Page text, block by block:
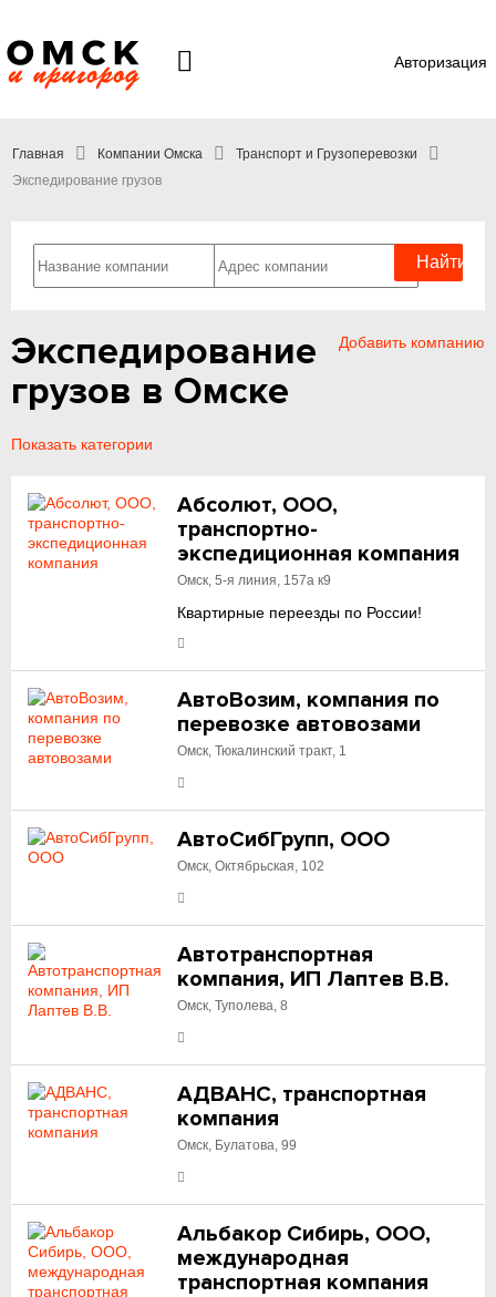
Авторизация
Главная Компании Омска
Транспорт и Грузоперевозки
Экспедирование грузов
Добавить компанию
Экспедирование
грузов в Омске
Показать категории
Абсолют, ООО,
транспортно-
экспедиционная компания
Омск, 5-я линия, 157а к9
Квартирные переезды по России!
АвтоВозим, компания по
перевозке автовозами
Омск, Тюкалинский тракт, 1
АвтоСибГрупп, ООО
Омск, Октябрьская, 102
Автотранспортная
компания, ИП Лаптев В.В.
Омск, Туполева, 8
АДВАНС, транспортная
компания
Омск, Булатова, 99
Альбакор Сибирь, ООО,
международная
транспортная компания